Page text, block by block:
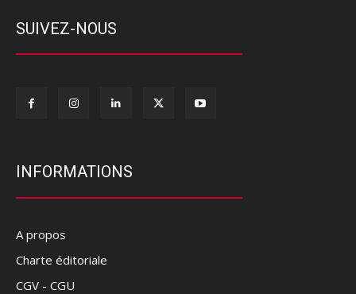
SUIVEZ-NOUS
INFORMATIONS
A propos
Charte éditoriale
CGV - CGU